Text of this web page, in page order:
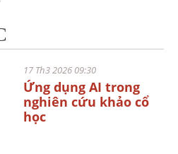
17 Th3 2026 09:30
Ứng dụng AI trong
nghiên cứu khảo cổ
học